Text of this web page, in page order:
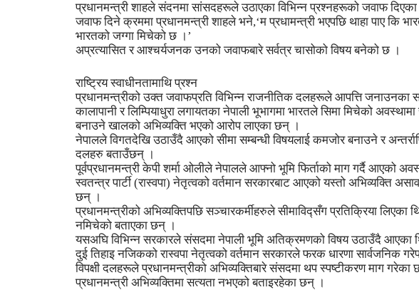
प्रधानमन्त्री शाहले संदनमा सांसदहरूले उठाएका विभिन्न प्रश्नहरूको जवाफ
जवाफ दिने क्रममा प्रधानमन्त्री शाहले भने,‘म प्रधामन्त्री भएपछि थाहा पाए कि
भारतको जग्गा मिचेको छ ।’
अप्रत्यासित र आश्चर्यजनक उनको जवाफबारे सर्वत्र चासोको विषय बनेको छ ।
राष्ट्रिय स्वाधीनतामाथि प्रश्न
प्रधानमन्त्रीको उक्त जवाफप्रति विभिन्न राजनीतिक दलहरूले आपत्ति
कालापानी र लिम्पियाधुरा लगायतका नेपाली भूभागमा भारतले सिमा मिचेको
बनाउने खालको अभिव्यक्ति भएको आरोप लाएका छन् ।
नेपालले विगतदेखि उठाउँदै आएको सीमा सम्बन्धी विषयलाई कमजोर बनाउने र
दलहरु बताउँछन् ।
पूर्वप्रधानमन्त्री केपी शर्मा ओलीले नेपालले आफ्नो भूमि फिर्ताको माग गर्दै आएको
स्वतन्त्र पार्टी (रास्वपा) नेतृत्वको वर्तमान सरकारबाट आएको यस्तो अभिव्यक्ति
छन् ।
प्रधानमन्त्रीको अभिव्यक्तिपछि सञ्चारकर्मीहरुले सीमाविद्सँग प्रतिक्रिया
नमिचेको बताएका छन् ।
यसअघि विभिन्न सरकारले संसदमा नेपाली भूमि अतिक्रमणको विषय उठाउँदै आएका
दुई तिहाइ नजिकको रास्वपा नेतृत्वको वर्तमान सरकारले फरक धारणा सार्वजनिक
विपक्षी दलहरूले प्रधानमन्त्रीको अभिव्यक्तिबारे संसदमा थप स्पष्टीकरण माग
प्रधानमन्त्री अभिव्यक्तिमा सत्यता नभएको बताइरहेका छन् ।